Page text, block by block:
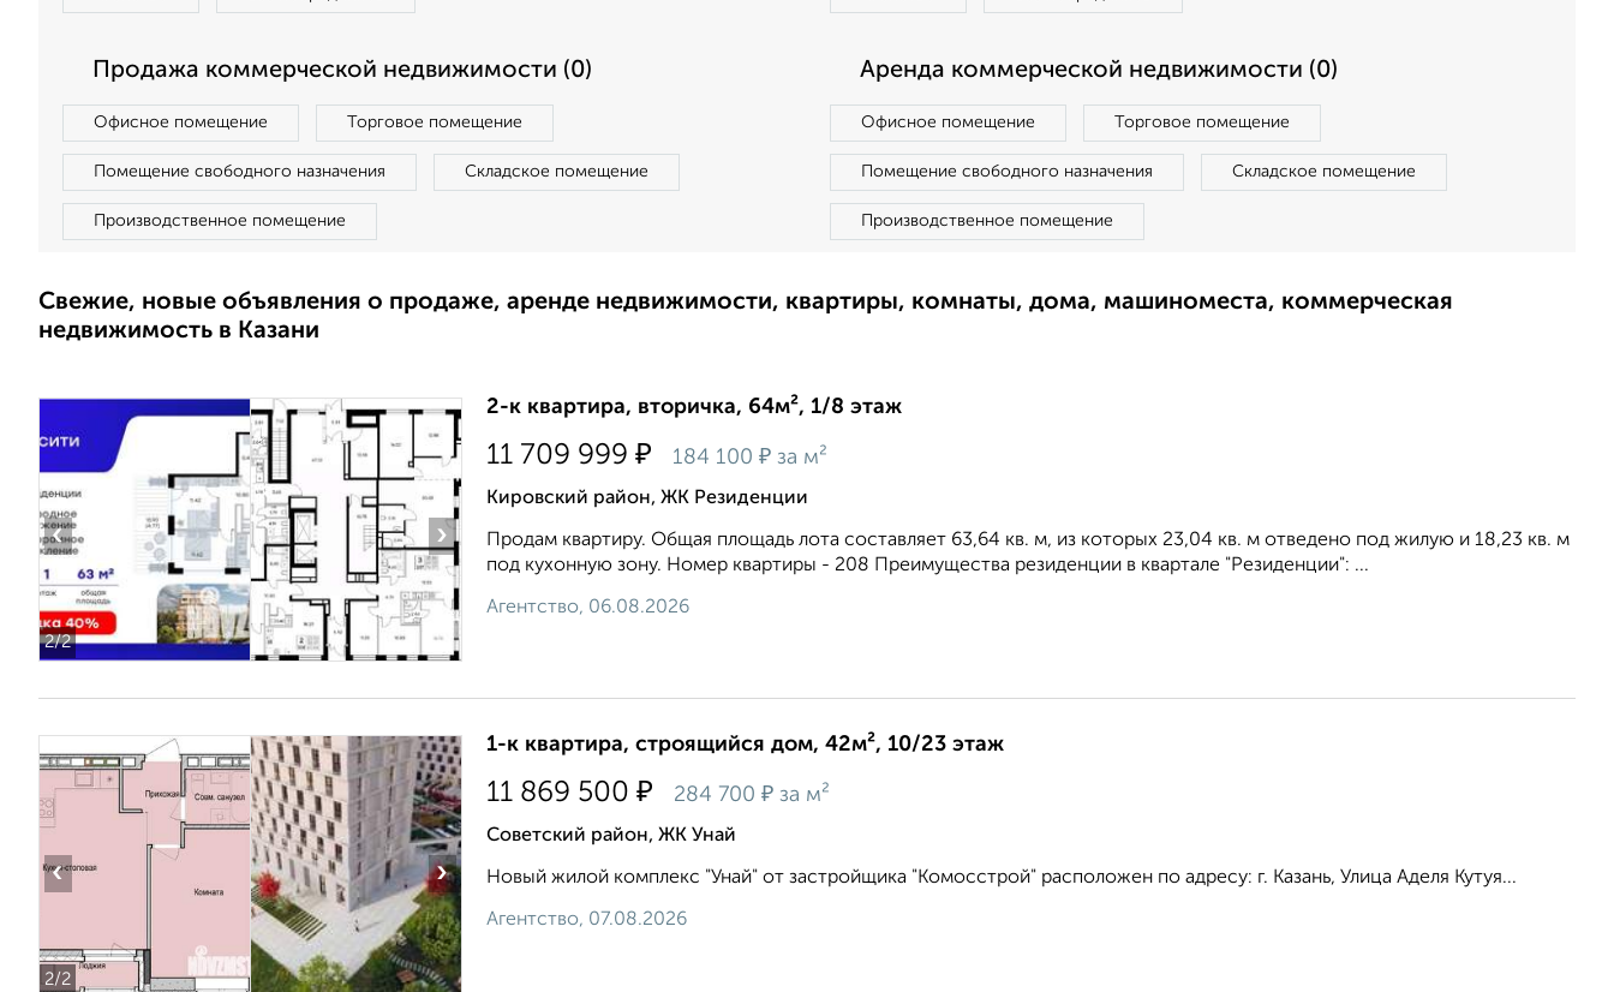
Продажа коммерческой недвижимости (0)
Офисное помещение Торговое помещение
Помещение свободного назначения Складское помещение
Производственное помещение
Аренда коммерческой недвижимости (0)
Офисное помещение Торговое помещение
Помещение свободного назначения Складское помещение
Производственное помещение
Свежие, новые объявления о продаже, аренде недвижимости, квартиры, комнаты, дома, машиноместа, коммерческая
недвижимость в Казани
2/2
‹ ›
2-к квартира, вторичка, 64м², 1/8 этаж
11 709 999 ₽ 184 100 ₽ за м²
Кировский район, ЖК Резиденции
Продам квартиру. Общая площадь лота составляет 63,64 кв. м, из которых 23,04 кв. м отведено под жилую и 18,23 кв. м
под кухонную зону. Номер квартиры - 208 Преимущества резиденции в квартале "Резиденции": ...
Агентство, 06.08.2026
2/2
‹ ›
1-к квартира, строящийся дом, 42м², 10/23 этаж
11 869 500 ₽ 284 700 ₽ за м²
Советский район, ЖК Унай
Новый жилой комплекс "Унай" от застройщика "Комосстрой" расположен по адресу: г. Казань, Улица Аделя Кутуя...
Агентство, 07.08.2026